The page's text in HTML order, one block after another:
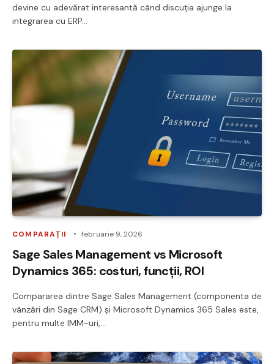
devine cu adevărat interesantă când discuția ajunge la
integrarea cu ERP…
COMPARAȚII februarie 9, 2026
Sage Sales Management vs Microsoft
Dynamics 365: costuri, funcții, ROI
Compararea dintre Sage Sales Management (componenta de
vânzări din Sage CRM) și Microsoft Dynamics 365 Sales este,
pentru multe IMM-uri,…